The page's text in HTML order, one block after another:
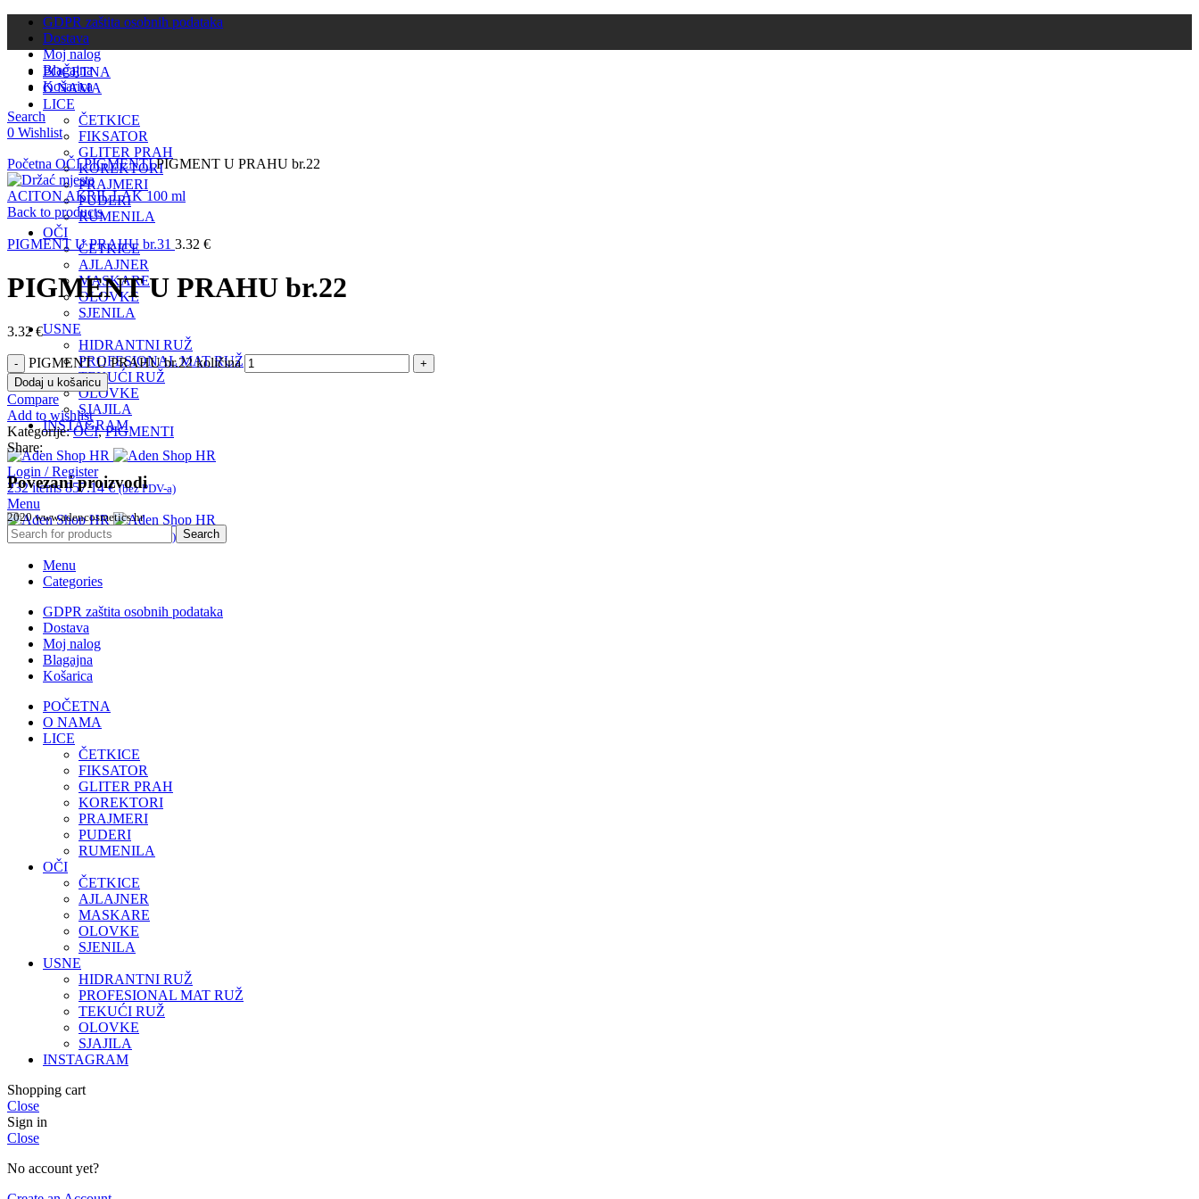
GDPR zaštita osobnih podataka
Dostava
Moj nalog
Blagajna
Košarica
Search
0 Wishlist
POČETNA
O NAMA
LICE
ČETKICE
FIKSATOR
GLITER PRAH
KOREKTORI
PRAJMERI
PUDERI
RUMENILA
OČI
ČETKICE
AJLAJNER
MASKARE
OLOVKE
SJENILA
USNE
HIDRANTNI RUŽ
PROFESIONAL MAT RUŽ
TEKUĆI RUŽ
OLOVKE
SJAJILA
INSTAGRAM
Login / Register
232items 857.14€ (bez PDV-a)
Menu
232items 857.14€ (bez PDV-a)
Click to enlarge
Početna OČIPIGMENTIPIGMENT U PRAHU br.22
ACITON AKRIL LAK 100 ml
Back to products
PIGMENT U PRAHU br.31 3.32 €
PIGMENT U PRAHU br.22
3.32€
PIGMENT U PRAHU br.22 količina
Dodaj u košaricu
Compare
Add to wishlist
Kategorije: OČI, PIGMENTI
Share:
Povezani proizvodi
2020 www.adencosmetics.hr
Search
Menu
Categories
GDPR zaštita osobnih podataka
Dostava
Moj nalog
Blagajna
Košarica
POČETNA
O NAMA
LICE
ČETKICE
FIKSATOR
GLITER PRAH
KOREKTORI
PRAJMERI
PUDERI
RUMENILA
OČI
ČETKICE
AJLAJNER
MASKARE
OLOVKE
SJENILA
USNE
HIDRANTNI RUŽ
PROFESIONAL MAT RUŽ
TEKUĆI RUŽ
OLOVKE
SJAJILA
INSTAGRAM
Shopping cart
Close
Sign in
Close
No account yet?